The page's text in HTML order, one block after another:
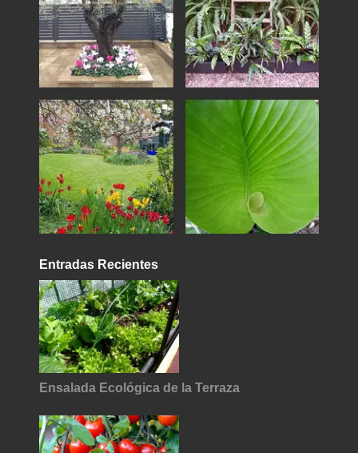
Entradas Recientes
Ensalada Ecológica de la Terraza